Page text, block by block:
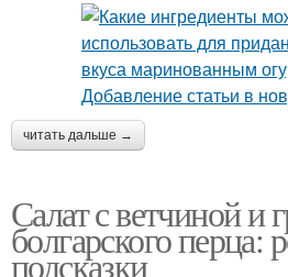
читать дальше →
Салат с ветчиной и
болгарского перца:
подсказки